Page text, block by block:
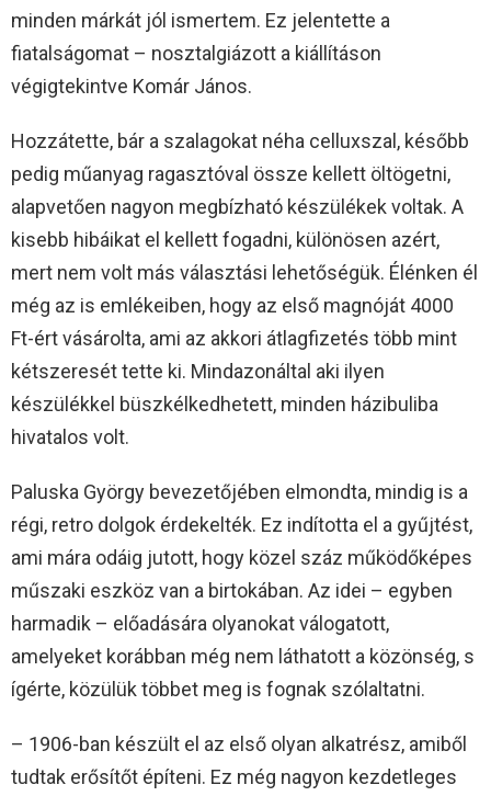
minden márkát jól ismertem. Ez jelentette a
fiatalságomat – nosztalgiázott a kiállításon
végigtekintve Komár János.
Hozzátette, bár a szalagokat néha celluxszal, később
pedig műanyag ragasztóval össze kellett öltögetni,
alapvetően nagyon megbízható készülékek voltak. A
kisebb hibáikat el kellett fogadni, különösen azért,
mert nem volt más választási lehetőségük. Élénken él
még az is emlékeiben, hogy az első magnóját 4000
Ft-ért vásárolta, ami az akkori átlagfizetés több mint
kétszeresét tette ki. Mindazonáltal aki ilyen
készülékkel büszkélkedhetett, minden házibuliba
hivatalos volt.
Paluska György bevezetőjében elmondta, mindig is a
régi, retro dolgok érdekelték. Ez indította el a gyűjtést,
ami mára odáig jutott, hogy közel száz működőképes
műszaki eszköz van a birtokában. Az idei – egyben
harmadik – előadására olyanokat válogatott,
amelyeket korábban még nem láthatott a közönség, s
ígérte, közülük többet meg is fognak szólaltatni.
– 1906-ban készült el az első olyan alkatrész, amiből
tudtak erősítőt építeni. Ez még nagyon kezdetleges